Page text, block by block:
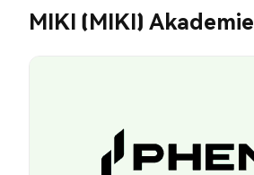
MIKI (MIKI) Akademie